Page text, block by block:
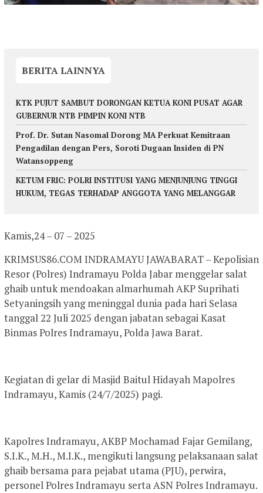
BERITA LAINNYA
KTK PUJUT SAMBUT DORONGAN KETUA KONI PUSAT AGAR
GUBERNUR NTB PIMPIN KONI NTB
Prof. Dr. Sutan Nasomal Dorong MA Perkuat Kemitraan
Pengadilan dengan Pers, Soroti Dugaan Insiden di PN
Watansoppeng
KETUM FRIC: POLRI INSTITUSI YANG MENJUNJUNG TINGGI
HUKUM, TEGAS TERHADAP ANGGOTA YANG MELANGGAR
Kamis,24 – 07 – 2025
KRIMSUS86.COM INDRAMAYU JAWABARAT – Kepolisian
Resor (Polres) Indramayu Polda Jabar menggelar salat
ghaib untuk mendoakan almarhumah AKP Suprihati
Setyaningsih yang meninggal dunia pada hari Selasa
tanggal 22 Juli 2025 dengan jabatan sebagai Kasat
Binmas Polres Indramayu, Polda Jawa Barat.
Kegiatan di gelar di Masjid Baitul Hidayah Mapolres
Indramayu, Kamis (24/7/2025) pagi.
Kapolres Indramayu, AKBP Mochamad Fajar Gemilang,
S.I.K., M.H., M.I.K., mengikuti langsung pelaksanaan salat
ghaib bersama para pejabat utama (PJU), perwira,
personel Polres Indramayu serta ASN Polres Indramayu.